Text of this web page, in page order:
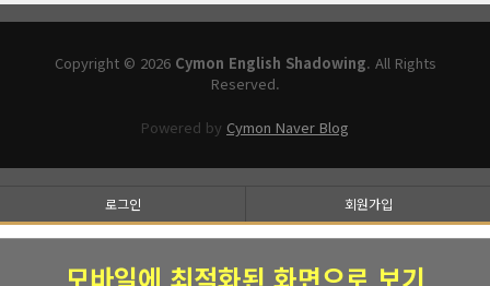
Copyright © 2026 Cymon English Shadowing. All Rights
Reserved.
Powered by Cymon Naver Blog
로그인 회원가입
모바일에 최적화된 화면으로 보기